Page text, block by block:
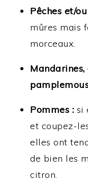
Pêches et/
mûres mais
morceaux.
Pommes : si
et coupez-
elles ont
de bien les
citron.